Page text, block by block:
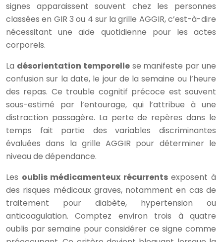
signes apparaissent souvent chez les personnes
classées en GIR 3 ou 4 sur la grille AGGIR, c’est-à-dire
nécessitant une aide quotidienne pour les actes
corporels.
La désorientation temporellese manifeste par une
confusion sur la date, le jour de la semaine ou l’heure
des repas. Ce trouble cognitif précoce est souvent
sous-estimé par l’entourage, qui l’attribue à une
distraction passagère. La perte de repères dans le
temps fait partie des variables discriminantes
évaluées dans la grille AGGIR pour déterminer le
niveau de dépendance.
Les oublis médicamenteux récurrentsexposent à
des risques médicaux graves, notamment en cas de
traitement pour diabète, hypertension ou
anticoagulation. Comptez environ trois à quatre
oublis par semaine pour considérer ce signe comme